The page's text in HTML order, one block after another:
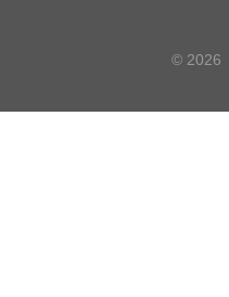
© 2026